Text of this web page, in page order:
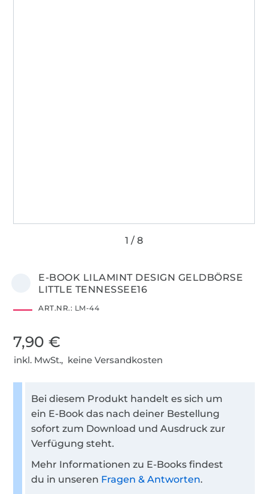
E-BOOK LILAMINT DESIGN GELDBÖRSE
LITTLE TENNESSEE16
ART.NR.: LM-44
7,90 €
inkl. MwSt., keine Versandkosten
Bei diesem Produkt handelt es sich um
ein E-Book das nach deiner Bestellung
sofort zum Download und Ausdruck zur
Verfügung steht.
Mehr Informationen zu E-Books findest
du in unseren Fragen & Antworten.